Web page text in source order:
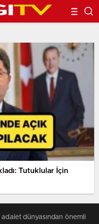
Tutuklular İçin
dünyasından önemli